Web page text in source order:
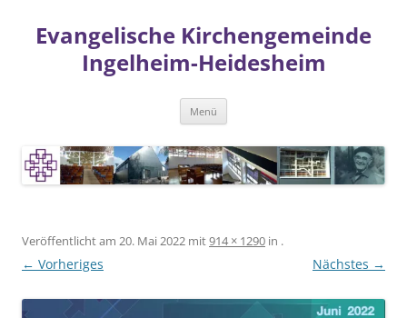
springen
Evangelische Kirchengemeinde
Ingelheim-Heidesheim
Menü
Veröffentlicht am 20. Mai 2022 mit914 × 1290 in .
← Vorheriges Nächstes →